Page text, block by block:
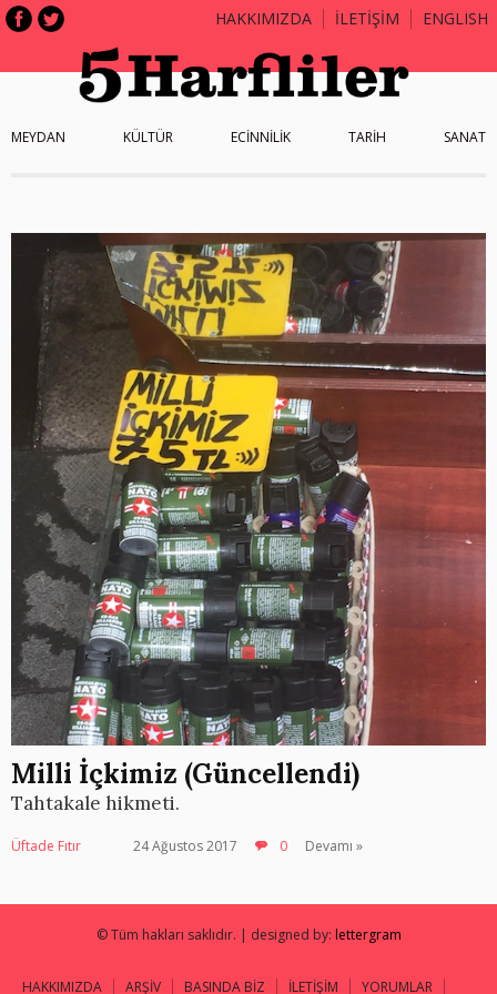
HAKKIMIZDA İLETİŞİM ENGLISH
MEYDAN KÜLTÜR ECİNNİLİK TARİH SANAT
Milli İçkimiz (Güncellendi)
Tahtakale hikmeti.
Üftade Fıtır 24 Ağustos 2017 0 Devamı »
© Tüm hakları saklıdır. | designed by: lettergram
HAKKIMIZDA ARŞİV BASINDA BİZ İLETİŞİM
YORUMLAR